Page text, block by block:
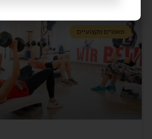
מאמרים מקצועיים